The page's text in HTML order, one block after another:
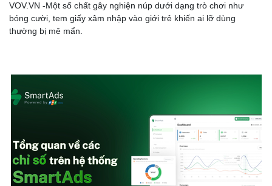
Doanh nghiệp
Thông tin doanh nghiệp
Vì cộng đồng
Tin Công nghệ
Trải nghiệm
Chuyển đổi số
VOV.VN -Một số chất gây nghiện núp dưới dạng trò chơi như
bóng cười, tem giấy xâm nhập vào giới trẻ khiến ai lỡ dùng
thường bị mê mẩn.